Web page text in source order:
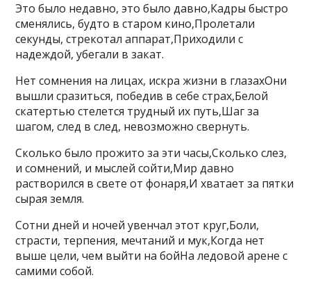
Это было недавно, это было давно,Кадры быстро
сменялись, будто в старом кино,Пролетали
секунды, стрекотал аппарат,Приходили с
надеждой, убегали в закат.
Нет сомнения на лицах, искра жизни в глазахОни
вышли сразиться, победив в себе страх,Белой
скатертью стелется трудный их путь,Шаг за
шагом, след в след, невозможно свернуть.
Сколько было прожито за эти часы,Сколько слез,
и сомнений, и мыслей сойти,Мир давно
растворился в свете от фонаря,И хватает за пятки
сырая земля.
Сотни дней и ночей увенчал этот круг,Боли,
страсти, терпения, мечтаний и мук,Когда нет
выше цели, чем выйти на бойНа ледовой арене с
самими собой.